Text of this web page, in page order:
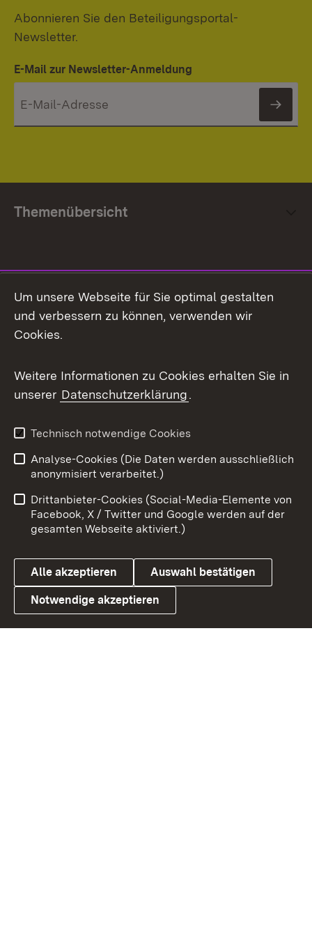
Abonnieren Sie den Beteiligungsportal-
Newsletter.
E-Mail zur Newsletter-Anmeldung
Themenübersicht
Facebook
X / Twitter
Youtube
Link zum Landesportal
Impressum
Kontakt
Barrierefreiheit
Datenschutz
Cookies
Um unsere Webseite für Sie optimal gestalten
und verbessern zu können, verwenden wir
Cookies.
Weitere Informationen zu Cookies erhalten Sie in
unserer Datenschutzerklärung.
Technisch notwendige Cookies
Analyse-Cookies (Die Daten werden ausschließlich
anonymisiert verarbeitet.)
Drittanbieter-Cookies (Social-Media-Elemente von
Facebook, X / Twitter und Google werden auf der
gesamten Webseite aktiviert.)
Alle akzeptieren Auswahl bestätigen
Notwendige akzeptieren